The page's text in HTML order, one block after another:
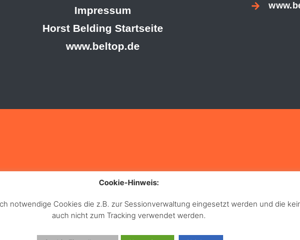
Impressum
Horst Belding Startseite
www.beltop.de
Cookie-Hinweis:
notwendige Cookies die z.B. zur Sessionverwaltung eingesetzt werden und die
auch nicht zum Tracking verwendet werden.